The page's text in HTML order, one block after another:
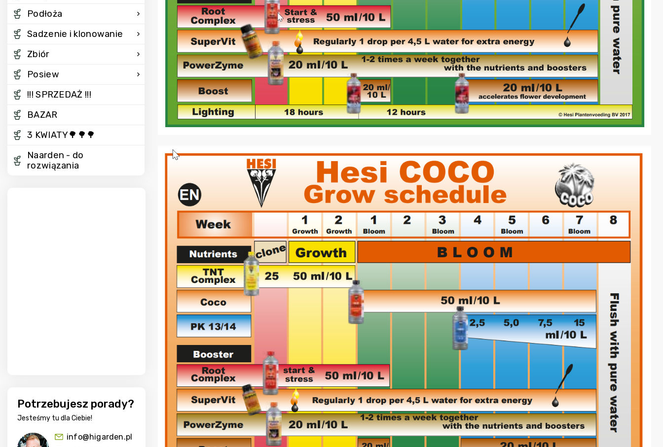
Podłoża
Sadzenie i klonowanie
Zbiór
Posiew
!!! SPRZEDAŻ !!!
BAZAR
3 KWIATY🌳🌳🌳
Naarden - do
rozwiązania
Potrzebujesz porady?
Jesteśmy tu dla Ciebie!
info@higarden.pl